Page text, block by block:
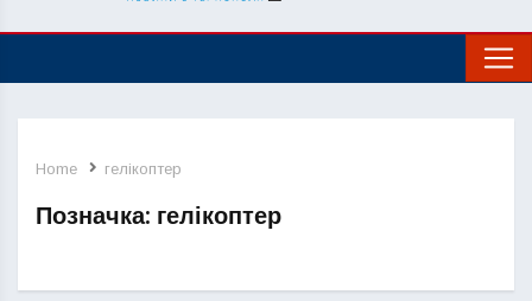
Home гелікоптер
Позначка: гелікоптер